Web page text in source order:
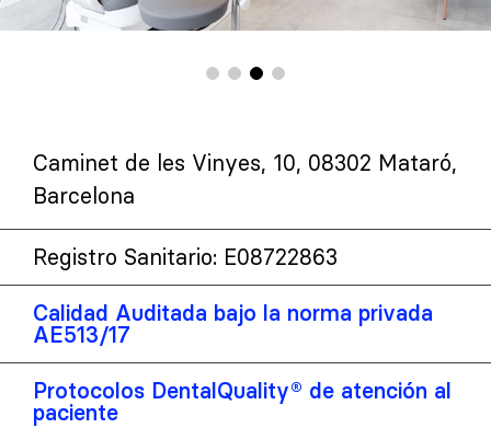
Caminet de les Vinyes, 10, 08302 Mataró,
Barcelona
Registro Sanitario: E08722863
Calidad Auditada bajo la norma privada
AE513/17
Protocolos DentalQuality® de atención al
paciente